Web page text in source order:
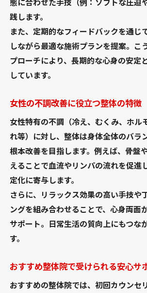
践します。
また、定期的なフィードバックを通じ
しながら最適な施術プランを提案。こ
プローチにより、長期的な心身の安定
しています。
女性の不調改善に役立つ整体の特徴
女性特有の不調（冷え、むくみ、ホル
れ等）に対し、整体は身体全体のバラ
根本改善を目指します。例えば、骨盤
えることで血流やリンパの流れを促進
定化に寄与します。
さらに、リラックス効果の高い手技や
ングを組み合わせることで、心身両面
サポート。日常生活の質向上にもつな
す。
おすすめ整体院で受けられる安心サ
おすすめの整体院では、初回カウンセ